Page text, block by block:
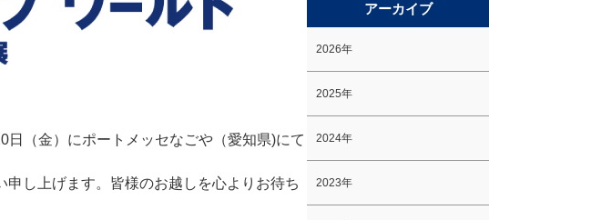
（金）にポートメッセなごや（愛知県)にて
し上げます。皆様のお越しを心よりお待ち
アーカイブ
2026年
2025年
2024年
2023年